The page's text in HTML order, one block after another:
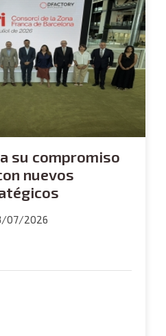
su compromiso
nuevos
07/2026